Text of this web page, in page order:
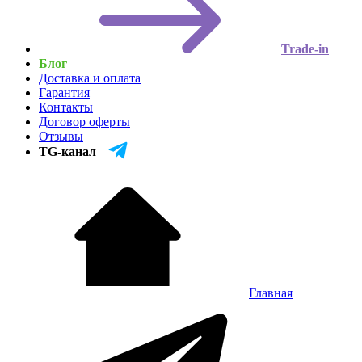
Trade-in
Блог
Доставка и оплата
Гарантия
Контакты
Договор оферты
Отзывы
TG-канал
Главная